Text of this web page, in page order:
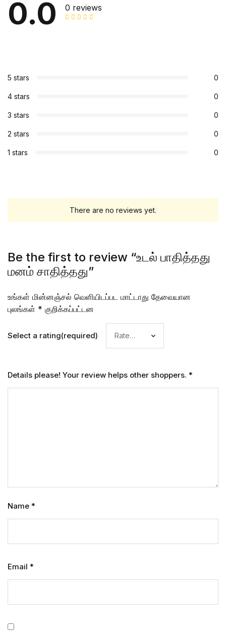
0.0 0 reviews
5 stars 0
4 stars 0
3 stars 0
2 stars 0
1 stars 0
There are no reviews yet.
Be the first to review “உடல் பாதித்தது
மனம் சாதித்தது”
உங்கள் மின்னஞ்சல் வெளியிடப்பட மாட்டாது தேவையான
புலங்கள் * குறிக்கப்பட்டன
Select a rating(required)
Details please! Your review helps other shoppers. *
Name *
Email *